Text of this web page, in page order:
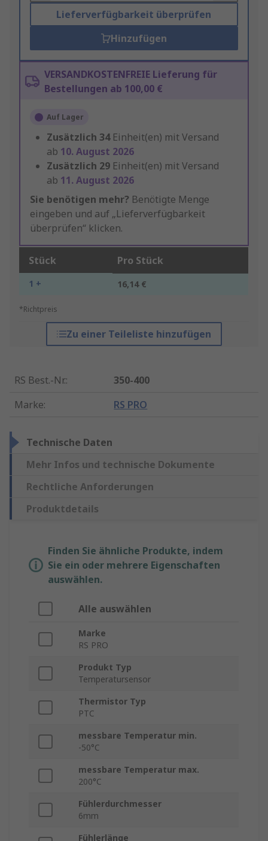
Lieferverfügbarkeit überprüfen
Hinzufügen
VERSANDKOSTENFREIE Lieferung für
Bestellungen ab 100,00 €
Auf Lager
Zusätzlich 34 Einheit(en) mit Versand
ab 10. August 2026
Zusätzlich 29 Einheit(en) mit Versand
ab 11. August 2026
Sie benötigen mehr? Benötigte Menge
eingeben und auf „Lieferverfügbarkeit
überprüfen“ klicken.
Stück Pro Stück
1 + 16,14 €
*Richtpreis
Zu einer Teileliste hinzufügen
RS Best.-Nr.:
350-400
Marke: RS PRO
Technische Daten
Mehr Infos und technische Dokumente
Rechtliche Anforderungen
Produktdetails
Finden Sie ähnliche Produkte, indem
Sie ein oder mehrere Eigenschaften
auswählen.
Alle auswählen
Marke
RS PRO
Produkt Typ
Temperatursensor
Thermistor Typ
PTC
messbare Temperatur min.
-50°C
messbare Temperatur max.
200°C
Fühlerdurchmesser
6mm
Fühlerlänge